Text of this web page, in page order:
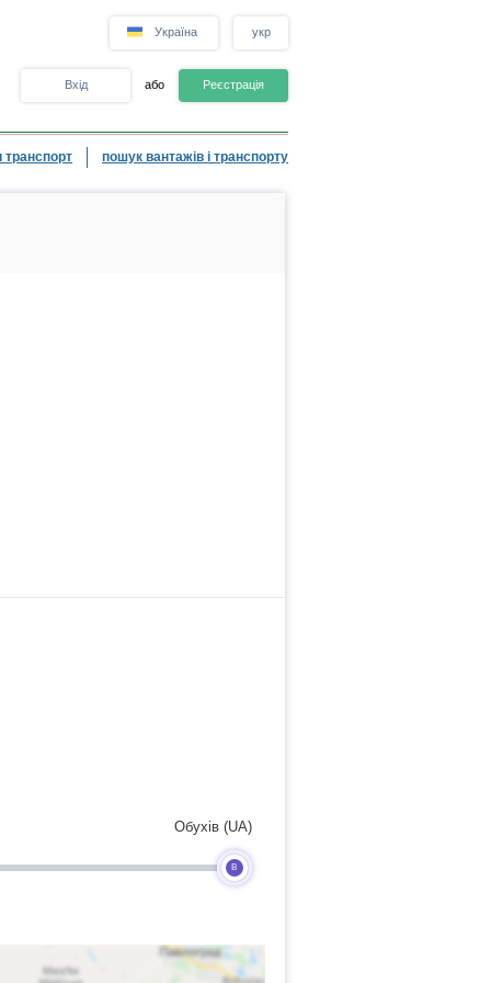
Україна укр
Вхід або Реєстрація
транспорт пошук вантажів і транспорту
B
Обухів (UA)